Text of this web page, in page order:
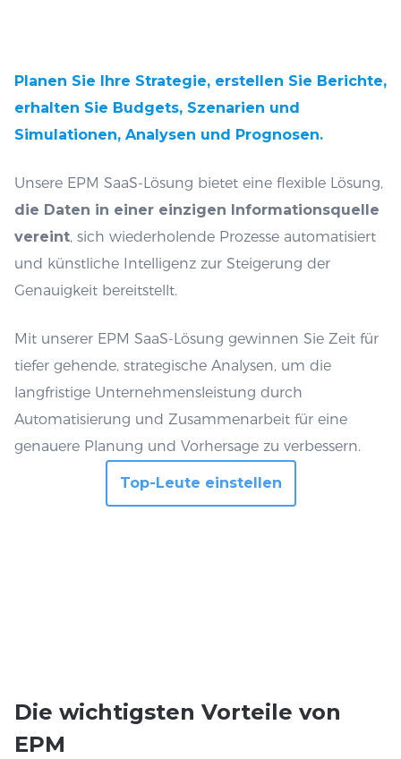
Planen Sie Ihre Strategie, erstellen Sie Berichte,
erhalten Sie Budgets, Szenarien und
Simulationen, Analysen und Prognosen.
Unsere EPM SaaS-Lösung bietet eine flexible Lösung,
die Daten in einer einzigen Informationsquelle
vereint, sich wiederholende Prozesse automatisiert
und künstliche Intelligenz zur Steigerung der
Genauigkeit bereitstellt.
Mit unserer EPM SaaS-Lösung gewinnen Sie Zeit für
tiefer gehende, strategische Analysen, um die
langfristige Unternehmensleistung durch
Automatisierung und Zusammenarbeit für eine
genauere Planung und Vorhersage zu verbessern.
Top-Leute einstellen
Die wichtigsten Vorteile von
EPM